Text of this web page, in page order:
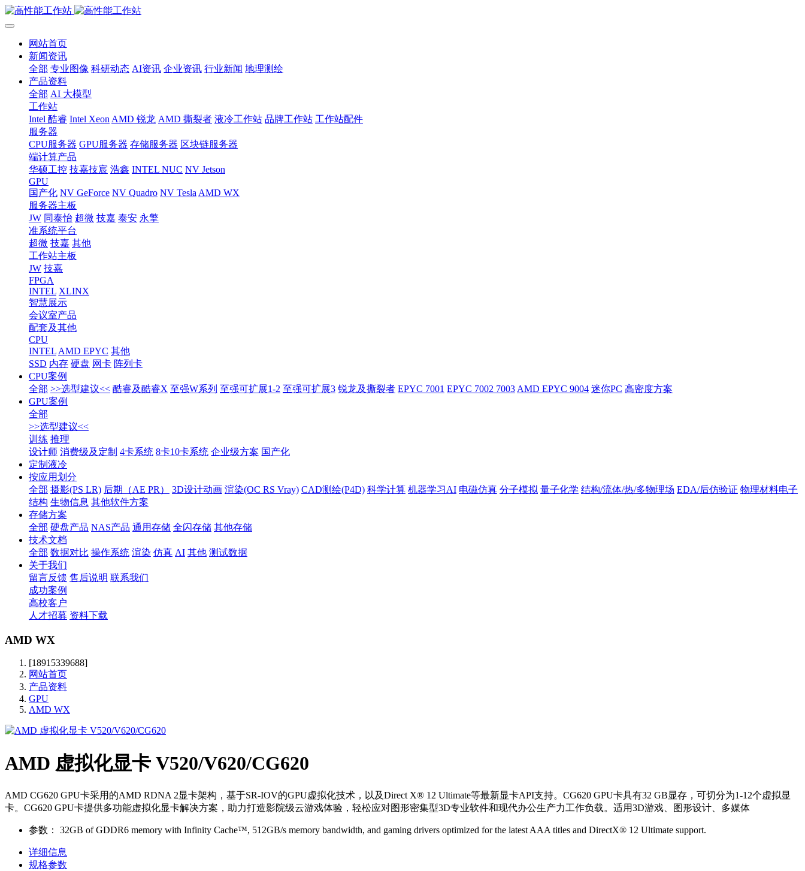
网站首页
新闻资讯
全部 专业图像 科研动态 AI资讯 企业资讯 行业新闻 地理测绘
产品资料
全部 AI 大模型
工作站
Intel 酷睿 Intel Xeon AMD 锐龙 AMD 撕裂者 液冷工作站 品牌工作站 工作站配件
服务器
CPU服务器 GPU服务器 存储服务器 区块链服务器
端计算产品
华硕工控 技嘉技宸 浩鑫 INTEL NUC NV Jetson
GPU
国产化 NV GeForce NV Quadro NV Tesla AMD WX
服务器主板
JW 同泰怡 超微 技嘉 泰安 永擎
准系统平台
超微 技嘉 其他
工作站主板
JW 技嘉
FPGA
INTEL XLINX
智慧展示
会议室产品
配套及其他
CPU
INTEL AMD EPYC 其他
SSD 内存 硬盘 网卡 阵列卡
CPU案例
全部 >>选型建议<< 酷睿及酷睿X 至强W系列 至强可扩展1-2 至强可扩展3 锐龙及撕裂者 EPYC 7001 EPYC 7002 7003 AMD EPYC 9004 迷你PC 高密度方案
GPU案例
全部
>>选型建议<<
训练 推理
设计师 消费级及定制 4卡系统 8卡10卡系统 企业级方案 国产化
定制液冷
按应用划分
全部 摄影(PS LR) 后期（AE PR） 3D设计动画 渲染(OC RS Vray) CAD测绘(P4D) 科学计算 机器学习AI 电磁仿真 分子模拟 量子化学 结构/流体/热/多物理场 EDA/后仿验证 物理材料电子
结构 生物信息 其他软件方案
存储方案
全部 硬盘产品 NAS产品 通用存储 全闪存储 其他存储
技术文档
全部 数据对比 操作系统 渲染 仿真 AI 其他 测试数据
关于我们
留言反馈 售后说明 联系我们
成功案例
高校客户
人才招募 资料下载
AMD WX
[18915339688]
网站首页
产品资料
GPU
AMD WX
AMD 虚拟化显卡 V520/V620/CG620
AMD CG620 GPU卡采用的AMD RDNA 2显卡架构，基于SR-IOV的GPU虚拟化技术，以及Direct X® 12 Ultimate等最新显卡API支持。CG620 GPU卡具有32 GB显存，可切分为1-12个虚拟显
卡。CG620 GPU卡提供多功能虚拟化显卡解决方案，助力打造影院级云游戏体验，轻松应对图形密集型3D专业软件和现代办公生产力工作负载。适用3D游戏、图形设计、多媒体
参数： 32GB of GDDR6 memory with Infinity Cache™, 512GB/s memory bandwidth, and gaming drivers optimized for the latest AAA titles and DirectX® 12 Ultimate support.
详细信息
规格参数